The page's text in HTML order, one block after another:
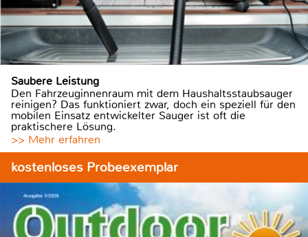
Saubere Leistung
Den Fahrzeuginnenraum mit dem Haushaltsstaubsauger
reinigen? Das funktioniert zwar, doch ein speziell für den
mobilen Einsatz entwickelter Sauger ist oft die
praktischere Lösung.
>> Mehr erfahren
kostenloses Probeexemplar